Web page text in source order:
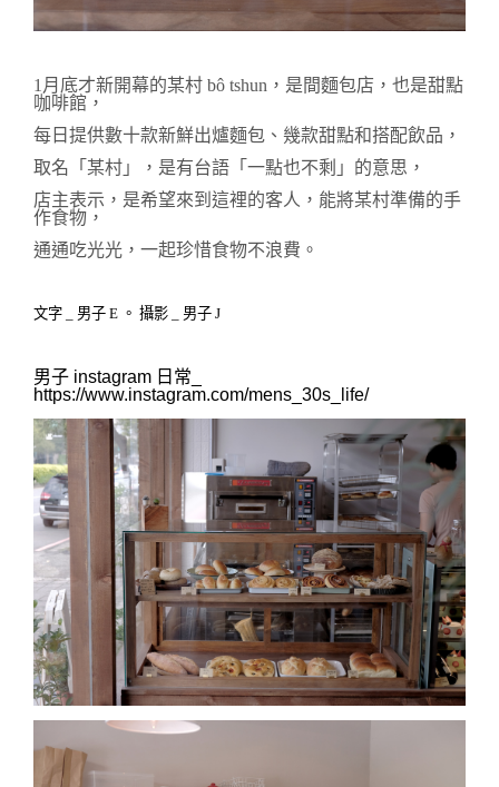
1月底才新開幕的某村 bô tshun，是間麵包店，也是甜點
咖啡館，
每日提供數十款新鮮出爐麵包、幾款甜點和搭配飲品，
取名「某村」，是有台語「一點也不剩」的意思，
店主表示，是希望來到這裡的客人， 能將某村準備的手
作食物，
通通吃光光，一起珍惜食物不浪費。
文字 _ 男子 E 。 攝影 _ 男子 J
https://www.instagram.com/mens_30s_life/